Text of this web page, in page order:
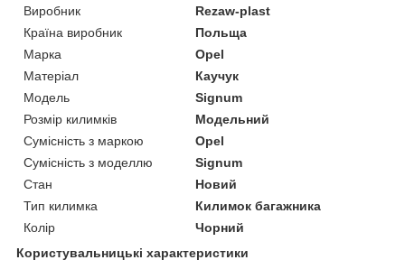
Виробник
Rezaw-plast
Країна виробник
Польща
Марка
Opel
Матеріал
Каучук
Модель
Signum
Розмір килимків
Модельний
Сумісність з маркою
Opel
Сумісність з моделлю
Signum
Стан
Новий
Тип килимка
Килимок багажника
Колір
Чорний
Користувальницькі характеристики